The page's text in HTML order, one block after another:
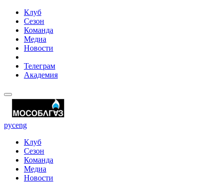
Клуб
Сезон
Команда
Медиа
Новости
Телеграм
Академия
русeng
Клуб
Сезон
Команда
Медиа
Новости